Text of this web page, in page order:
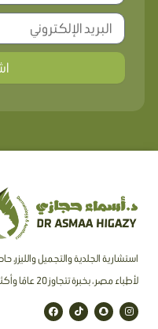
استشارية الجلدية والتجميل والليزر،
لأطباء مصر ، بخبرة تتجاوز 20 عامًا وأكثر من 150,000 حالة معالجة.
I
n
s
S
n
a
T
i
k
F
a
c